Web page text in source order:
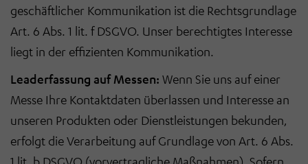
geschäftlicher Kommunikation ist die Rechtsgrundlage
Art. 6 Abs. 1 lit. f DSGVO. Unser berechtigtes Interesse
liegt in der effizienten Kommunikation.
Leaderfassung auf Messen: Wenn Sie uns auf einer
Messe Ihre Kontaktdaten überlassen und Interesse an
unseren Produkten oder Dienstleistungen bekunden,
erfolgt die Verarbeitung auf Grundlage von Art. 6 Abs.